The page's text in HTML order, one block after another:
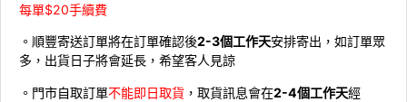
每單$20手續費
。順豐寄送訂單將在訂單確認後2-3個工作天安排寄出，如訂單眾
多，出貨日子將會延長，希望客人見諒
。門市自取訂單不能即日取貨 ，取貨訊息會在2-4個工作天經